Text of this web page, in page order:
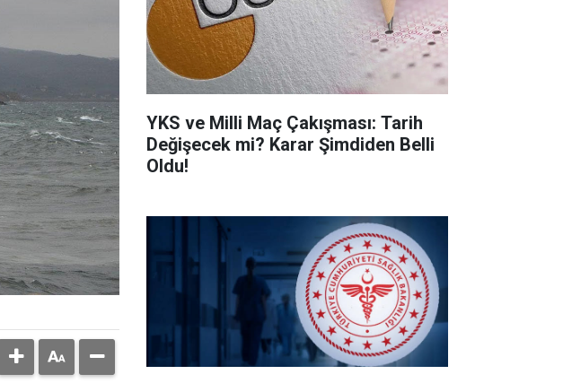
YKS ve Milli Maç Çakışması: Tarih
Değişecek mi? Karar Şimdiden Belli
Oldu!